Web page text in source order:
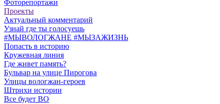
Фоторепортажи
Проекты
Актуальный комментарий
Узнай где ты голосуешь
#МЫВОЛОГЖАНЕ #МЫЗАЖИЗНЬ
Попасть в историю
Кружевная линия
Где живет память?
Бульвар на улице Пирогова
Улицы вологжан-героев
Штрихи истории
Все будет ВО